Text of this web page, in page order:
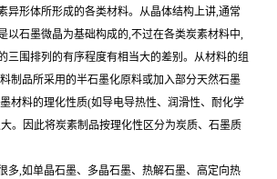
异形体所形成的各类材料。从晶体结构上讲,通常
以石墨微晶为基础构成的,不过在各类炭素材料中,
三围排列的有序程度有相当大的差别。从材料的组
制品所采用的半石墨化原料或加入部分天然石墨
材料的理化性质(如导电导热性、润滑性、耐化学
。因此将炭素制品按理化性区分为炭质、石墨质
多,如单晶石墨、多晶石墨、热解石墨、高定向热